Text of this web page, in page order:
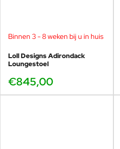
Binnen 3 - 8 weken bij u in huis
Loll Designs Adirondack
Loungestoel
€845,00